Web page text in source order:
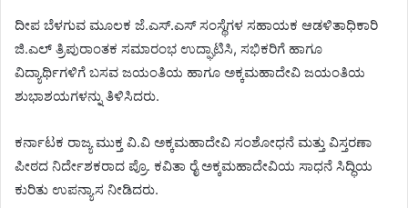
ದೀಪ ಬೆಳಗುವ ಮೂಲಕ ಜೆ.ಎಸ್.ಎಸ್ ಸಂಸ್ಥೆಗಳ ಸಹಾಯಕ ಆಡಳಿತಾಧಿಕಾರಿ
ಜಿ.ಎಲ್ ತ್ರಿಪುರಾಂತಕ ಸಮಾರಂಭ ಉದ್ಘಾಟಿಸಿ, ಸಭಿಕರಿಗೆ ಹಾಗೂ
ವಿದ್ಯಾರ್ಥಿಗಳಿಗೆ ಬಸವ ಜಯಂತಿಯ ಹಾಗೂ ಅಕ್ಕಮಹಾದೇವಿ ಜಯಂತಿಯ
ಶುಭಾಶಯಗಳನ್ನು ತಿಳಿಸಿದರು.
ಕರ್ನಾಟಕ ರಾಜ್ಯ ಮುಕ್ತ ವಿ.ವಿ ಅಕ್ಕಮಹಾದೇವಿ ಸಂಶೋಧನೆ ಮತ್ತು ವಿಸ್ತರಣಾ
ಪೀಠದ ನಿರ್ದೇಶಕರಾದ ಪ್ರೊ. ಕವಿತಾ ರೈ ಅಕ್ಕಮಹಾದೇವಿಯ ಸಾಧನೆ ಸಿದ್ಧಿಯ
ಕುರಿತು ಉಪನ್ಯಾಸ ನೀಡಿದರು.